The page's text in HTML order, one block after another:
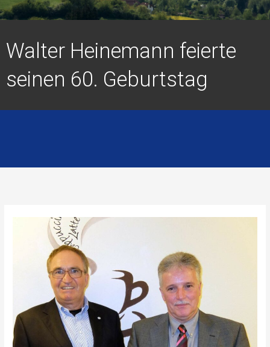
Walter Heinemann feierte
seinen 60. Geburtstag